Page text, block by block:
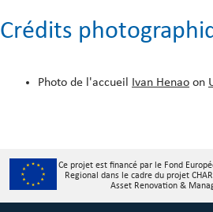
Crédits
Photo de l'accueil Ivan Henao on
Ce projet est financé par le Fond
Regional dans le cadre du projet
Asset Renovation &